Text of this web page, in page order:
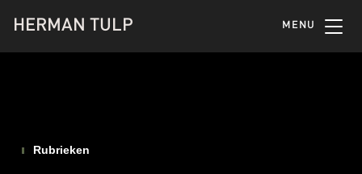
HERMAN TULP MENU
Rubrieken